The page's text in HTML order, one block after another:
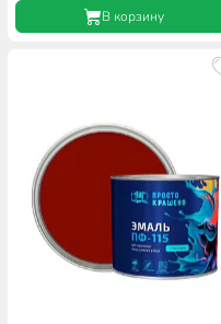
В корзину